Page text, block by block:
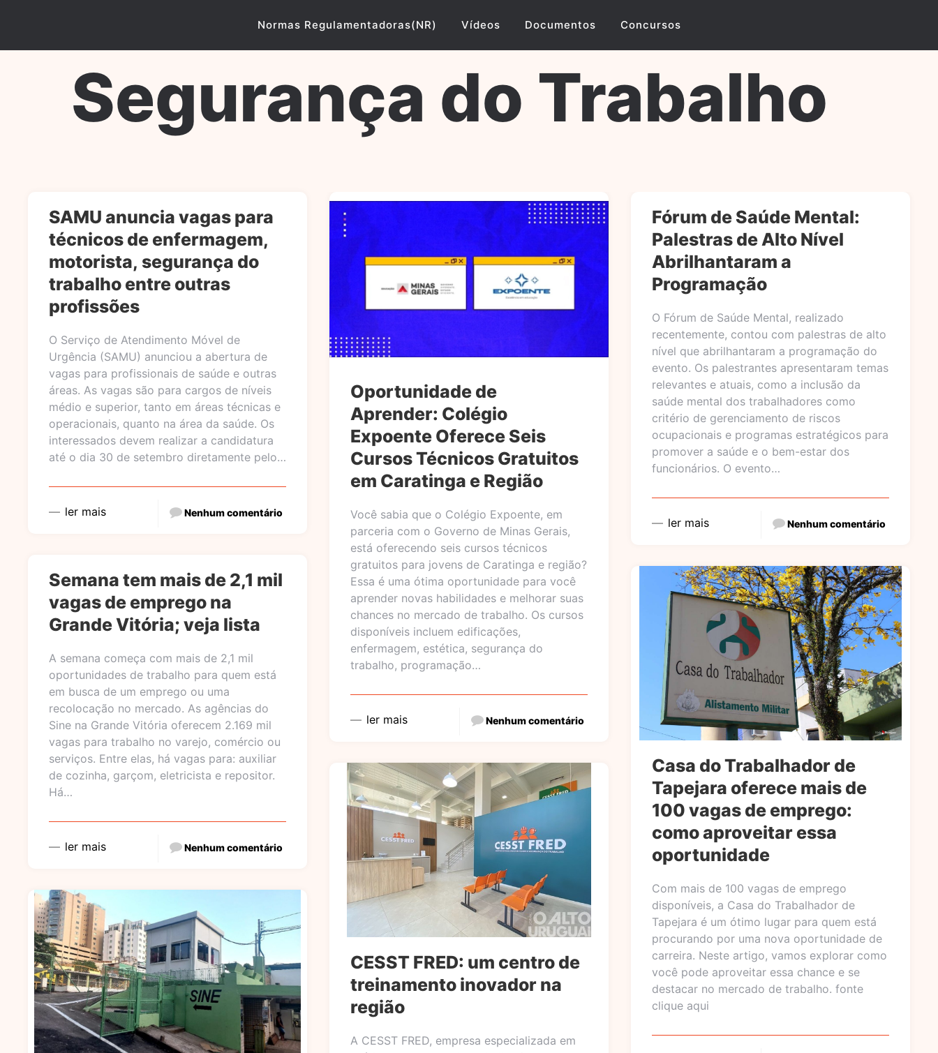
Normas Regulamentadoras(NR) Vídeos Documentos Concursos
Segurança do Trabalho
SAMU anuncia vagas para
técnicos de enfermagem,
motorista, segurança do
trabalho entre outras
profissões
O Serviço de Atendimento Móvel de
Urgência (SAMU) anunciou a abertura de
vagas para profissionais de saúde e outras
áreas. As vagas são para cargos de níveis
médio e superior, tanto em áreas técnicas e
operacionais, quanto na área da saúde. Os
interessados devem realizar a candidatura
até o dia 30 de setembro diretamente pelo…
ler mais Nenhum comentário
Semana tem mais de 2,1 mil
vagas de emprego na
Grande Vitória; veja lista
A semana começa com mais de 2,1 mil
oportunidades de trabalho para quem está
em busca de um emprego ou uma
recolocação no mercado. As agências do
Sine na Grande Vitória oferecem 2.169 mil
vagas para trabalho no varejo, comércio ou
serviços. Entre elas, há vagas para: auxiliar
de cozinha, garçom, eletricista e repositor.
Há…
ler mais Nenhum comentário
Oportunidade de
Aprender: Colégio
Expoente Oferece Seis
Cursos Técnicos Gratuitos
em Caratinga e Região
Você sabia que o Colégio Expoente, em
parceria com o Governo de Minas Gerais,
está oferecendo seis cursos técnicos
gratuitos para jovens de Caratinga e região?
Essa é uma ótima oportunidade para você
aprender novas habilidades e melhorar suas
chances no mercado de trabalho. Os cursos
disponíveis incluem edificações,
enfermagem, estética, segurança do
trabalho, programação…
ler mais Nenhum comentário
CESST FRED: um centro de
treinamento inovador na
região
A CESST FRED, empresa especializada em
Fórum de Saúde Mental:
Palestras de Alto Nível
Abrilhantaram a
Programação
O Fórum de Saúde Mental, realizado
recentemente, contou com palestras de alto
nível que abrilhantaram a programação do
evento. Os palestrantes apresentaram temas
relevantes e atuais, como a inclusão da
saúde mental dos trabalhadores como
critério de gerenciamento de riscos
ocupacionais e programas estratégicos para
promover a saúde e o bem-estar dos
funcionários. O evento…
ler mais Nenhum comentário
Casa do Trabalhador de
Tapejara oferece mais de
100 vagas de emprego:
como aproveitar essa
oportunidade
Com mais de 100 vagas de emprego
disponíveis, a Casa do Trabalhador de
Tapejara é um ótimo lugar para quem está
procurando por uma nova oportunidade de
carreira. Neste artigo, vamos explorar como
você pode aproveitar essa chance e se
destacar no mercado de trabalho. fonte
clique aqui